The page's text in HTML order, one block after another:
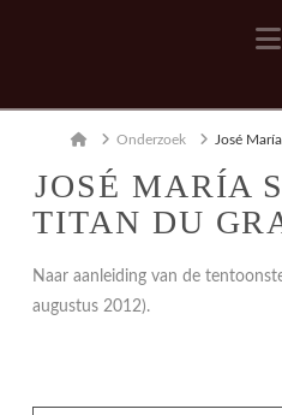
HomeOnderzoek José
JOSÉ MARÍA
TITAN DU
Naar aanleiding van de
augustus 2012).